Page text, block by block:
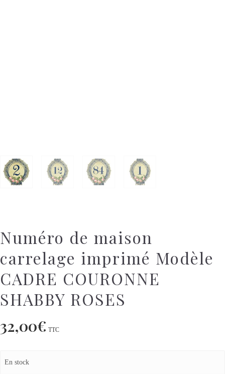
Numéro de maison
carrelage imprimé Modèle
CADRE COURONNE
SHABBY ROSES
32,00€ TTC
En stock